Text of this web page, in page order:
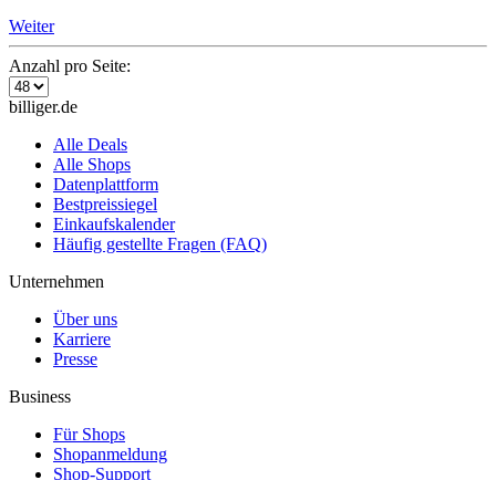
Weiter
Anzahl pro Seite:
billiger.de
Alle Deals
Alle Shops
Datenplattform
Bestpreissiegel
Einkaufskalender
Häufig gestellte Fragen (FAQ)
Unternehmen
Über uns
Karriere
Presse
Business
Für Shops
Shopanmeldung
Shop-Support